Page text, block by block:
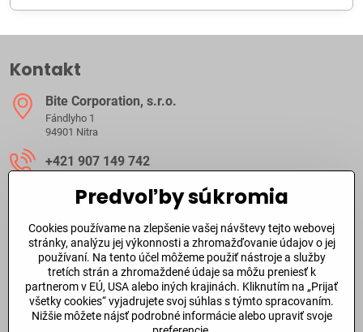
Kontakt
Bite Corporation, s​.r​.o​.
Fándlyho 1
94901 Nitra
+421 907 149 742
ibite​@ibite​.sk
Ako dlho trvá dodanie?
O skladových zásobách a dodacej doby tovaru sa môžete
informovať aj telefonickyalebo prostredníctvomemailu.
Predvoľby súkromia
Cookies používame na zlepšenie vašej návštevy tejto webovej
stránky, analýzu jej výkonnosti a zhromažďovanie údajov o jej
používaní. Na tento účel môžeme použiť nástroje a služby
tretích strán a zhromaždené údaje sa môžu preniesť k
partnerom v EÚ, USA alebo iných krajinách. Kliknutím na „Prijať
všetky cookies“ vyjadrujete svoj súhlas s týmto spracovaním.
Nižšie môžete nájsť podrobné informácie alebo upraviť svoje